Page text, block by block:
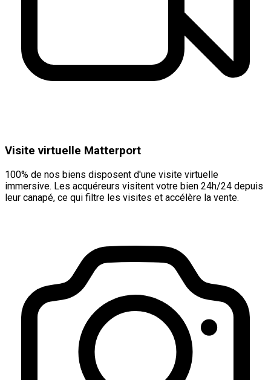
Visite virtuelle Matterport
100% de nos biens disposent d'une visite virtuelle
immersive. Les acquéreurs visitent votre bien 24h/24 depuis
leur canapé, ce qui filtre les visites et accélère la vente.